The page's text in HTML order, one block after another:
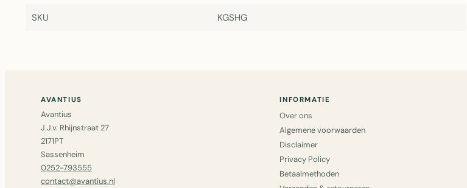
SKU KGSHG
AVANTIUS
Avantius
J.J.v. Rhijnstraat 27
2171PT
Sassenheim
0252-793555
contact@avantius.nl
INFORMATIE
Over ons
Algemene voorwaarden
Disclaimer
Privacy Policy
Betaalmethoden